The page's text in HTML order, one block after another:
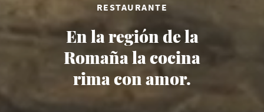
RESTAURANTE
En la región de la
Romaña la cocina
rima con amor.